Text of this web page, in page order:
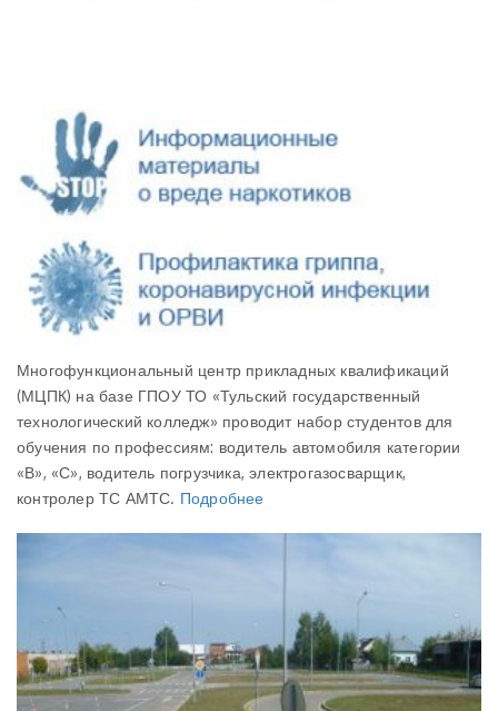
Многофункциональный центр прикладных квалификаций
(МЦПК) на базе ГПОУ ТО «Тульский государственный
технологический колледж» проводит набор студентов для
обучения по профессиям: водитель автомобиля категории
«В», «С», водитель погрузчика, электрогазосварщик,
контролер ТС АМТС. Подробнее